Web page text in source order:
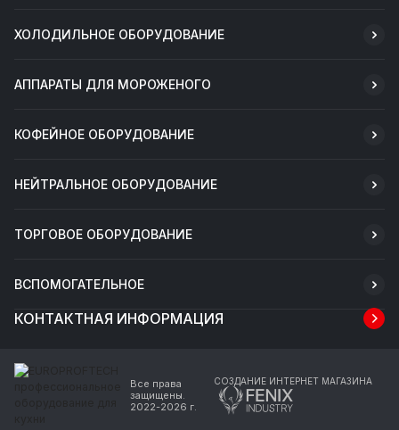
ХОЛОДИЛЬНОЕ ОБОРУДОВАНИЕ
АППАРАТЫ ДЛЯ МОРОЖЕНОГО
КОФЕЙНОЕ ОБОРУДОВАНИЕ
НЕЙТРАЛЬНОЕ ОБОРУДОВАНИЕ
ТОРГОВОЕ ОБОРУДОВАНИЕ
ВСПОМОГАТЕЛЬНОЕ
КОНТАКТНАЯ ИНФОРМАЦИЯ
Все права
защищены.
2022-2026 г.
СОЗДАНИЕ ИНТЕРНЕТ МАГАЗИНА